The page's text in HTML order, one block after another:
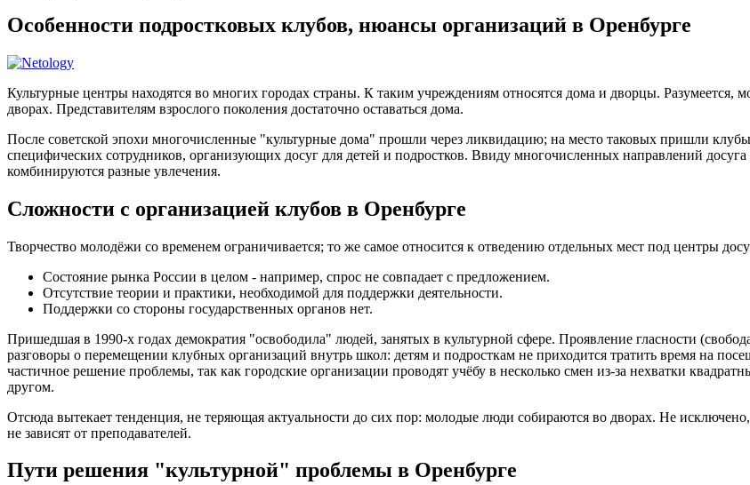
Особенности подростковых клубов, нюансы организаций в Оренбурге
Культурные центры находятся во многих городах страны. К таким учреждениям относятся дома и дворцы.
дворах. Представителям взрослого поколения достаточно оставаться дома.
После советской эпохи многочисленные "культурные дома" прошли через ликвидацию; на место таковых пришли
специфических сотрудников, организующих досуг для детей и подростков. Ввиду многочисленных направлений
комбинируются разные увлечения.
Сложности с организацией клубов в Оренбурге
Творчество молодёжи со временем ограничивается; то же самое относится к отведению отдельных мест под центры
Состояние рынка России в целом - например, спрос не совпадает с предложением.
Отсутствие теории и практики, необходимой для поддержки деятельности.
Поддержки со стороны государственных органов нет.
Пришедшая в 1990-х годах демократия "освободила" людей, занятых в культурной сфере. Проявление гласности
разговоры о перемещении клубных организаций внутрь школ: детям и подросткам не приходится тратить время на
частичное решение проблемы, так как городские организации проводят учёбу в несколько смен из-за нехватки
другом.
Отсюда вытекает тенденция, не теряющая актуальности до сих пор: молодые люди собираются во дворах. Не
не зависят от преподавателей.
Пути решения "культурной" проблемы в Оренбурге